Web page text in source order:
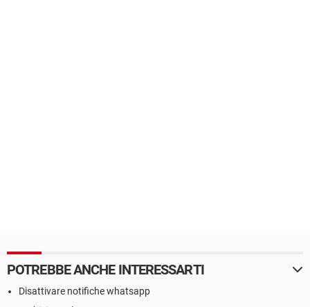
POTREBBE ANCHE INTERESSARTI
Disattivare notifiche whatsapp